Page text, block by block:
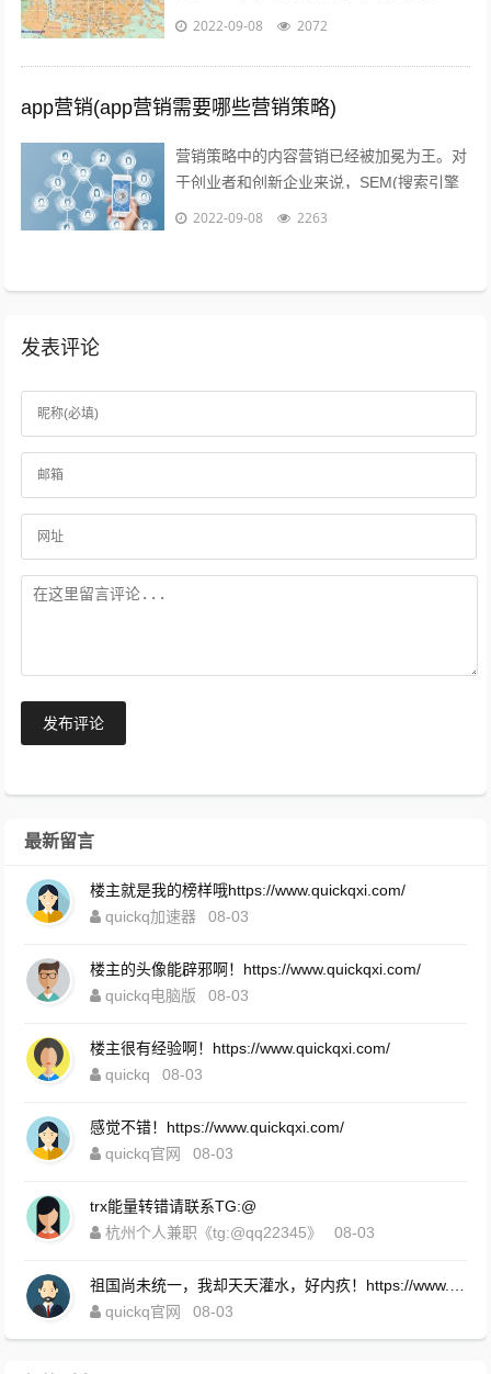
准。图片源于视觉中国、zol，感谢视觉中
2022-09-08 2072
app营销(app营销需要哪些营销策略)
营销策略中的内容营销已经被加冕为王。对
于创业者和创新企业来说，SEM(搜索引擎
营销)、粉丝经济、公关等等手段尚不可形
2022-09-08 2263
发表评论
发布评论
最新留言
楼主就是我的榜样哦https://www.quickqxi.com/
quickq加速器
08-03
楼主的头像能辟邪啊！https://www.quickqxi.com/
quickq电脑版
08-03
楼主很有经验啊！https://www.quickqxi.com/
quickq
08-03
感觉不错！https://www.quickqxi.com/
quickq官网
08-03
trx能量转错请联系TG:@
杭州个人兼职《tg:@qq22345》
08-03
quickq官网
08-03